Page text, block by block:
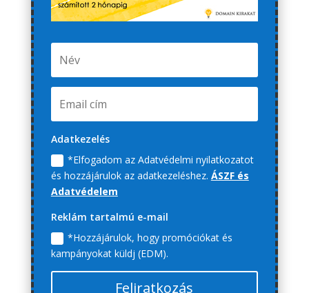
Adatkezelés
*Elfogadom az Adatvédelmi nyilatkozatot
és hozzájárulok az adatkezeléshez. ÁSZF és
Adatvédelem
Reklám tartalmú e-mail
*Hozzájárulok, hogy promóciókat és
kampányokat küldj (EDM).
Feliratkozás